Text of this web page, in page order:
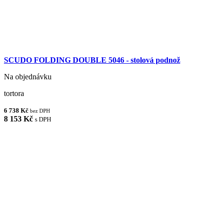
SCUDO FOLDING DOUBLE 5046 - stolová podnož
Na objednávku
tortora
6 738 Kč bez DPH
8 153 Kč s DPH